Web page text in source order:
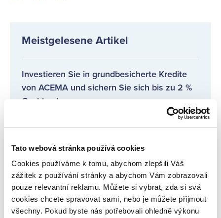
Tato webová stránka používá cookies
Cookies používáme k tomu, abychom zlepšili Váš
zážitek z používání stránky a abychom Vám zobrazovali
pouze relevantní reklamu. Můžete si vybrat, zda si svá
cookies chcete spravovat sami, nebo je můžete přijmout
všechny. Pokud byste nás potřebovali ohledně výkonu
Meistgelesene Artikel
Investieren Sie in grundbesicherte Kredite
von ACEMA und sichern Sie sich bis zu 2 %
Cashback
Sommer-Events für neue Anleger ☀️
Regelmäßige Informationen über Kreditgeber
Wir stellen einen neuen Kreditgeber vor:
BEST CREDIT